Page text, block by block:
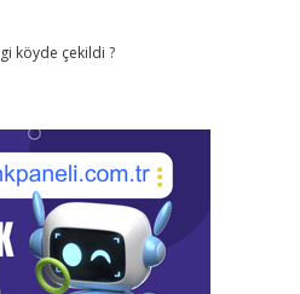
köyde çekildi ?